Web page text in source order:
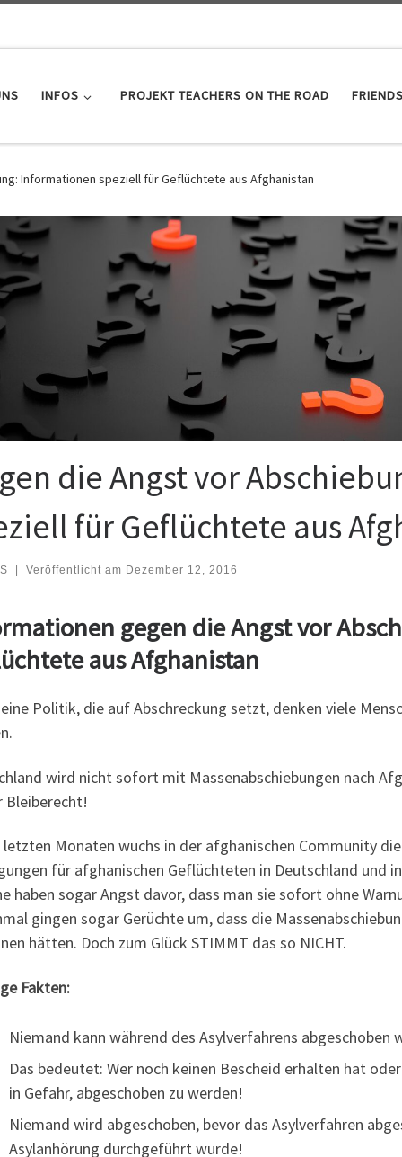
INFOS PROJEKT TEACHERS ON THE ROAD FRIENDS
Informationen speziell für Geflüchtete aus Afghanistan
die Angst vor
für Geflüchtete aus
| Veröffentlicht am Dezember 12, 2016
gegen die Angst vor
aus Afghanistan
Politik, die auf Abschreckung setzt, denken viele
wird nicht sofort mit Massenabschiebungen nach
Bleiberecht!
letzten Monaten wuchs in der afghanischen Community
für afghanischen Geflüchteten in Deutschland und
haben sogar Angst davor, dass man sie sofort ohne
gingen sogar Gerüchte um, dass die
hätten. Doch zum Glück STIMMT das so NICHT.
Fakten:
Niemand kann während des Asylverfahrens abgeschoben
Das bedeutet: Wer noch keinen Bescheid erhalten hat
in Gefahr, abgeschoben zu werden!
Niemand wird abgeschoben, bevor das Asylverfahren
Asylanhörung durchgeführt wurde!